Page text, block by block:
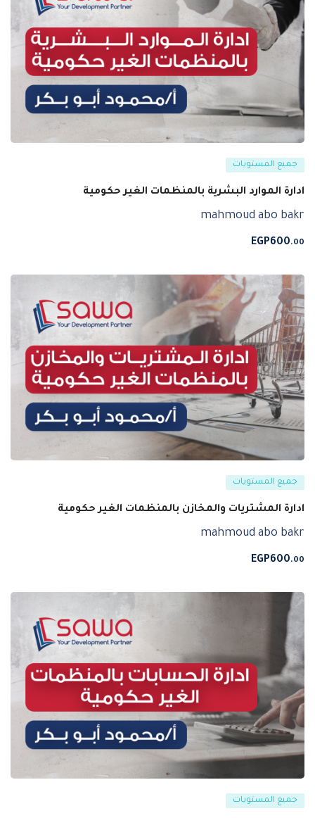
جميع المستويات
ادارة الموارد البشرية بالمنظمات الغير حكومية
mahmoud abo bakr
EGP600.00
جميع المستويات
ادارة المشتريات والمخازن بالمنظمات الغير حكومية
mahmoud abo bakr
EGP600.00
جميع المستويات